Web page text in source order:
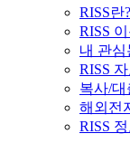
RISS란?
RISS
내 관심
RISS
복사/대
해외전
RISS